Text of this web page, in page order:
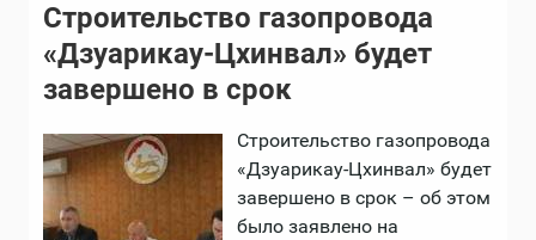
Строительство газопровода
«Дзуарикау-Цхинвал» будет
завершено в срок
Строительство газопровода
«Дзуарикау-Цхинвал» будет
завершено в срок – об этом
было заявлено на